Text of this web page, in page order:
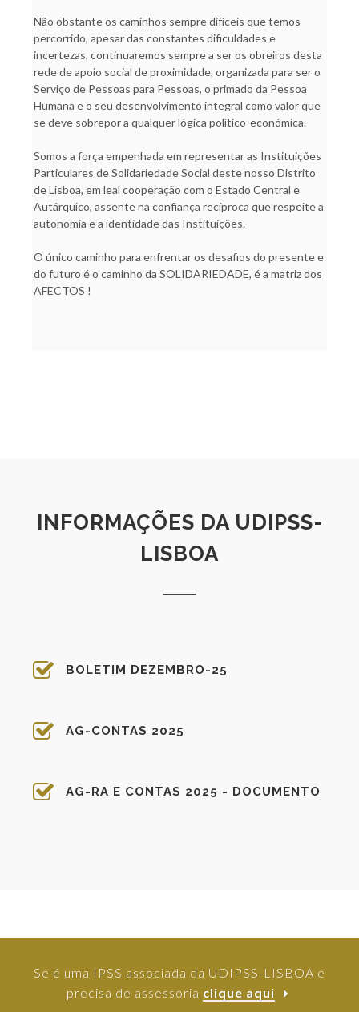
INFORMAÇÕES DA UDIPSS-
LISBOA
BOLETIM DEZEMBRO-25
AG-CONTAS 2025
AG-RA E CONTAS 2025 - DOCUMENTO
Se é uma IPSS associada da UDIPSS-LISBOA e
precisa de assessoria clique aqui